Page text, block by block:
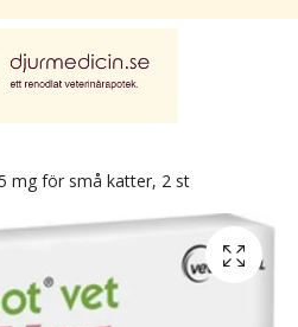
mg för små katter, 2 st